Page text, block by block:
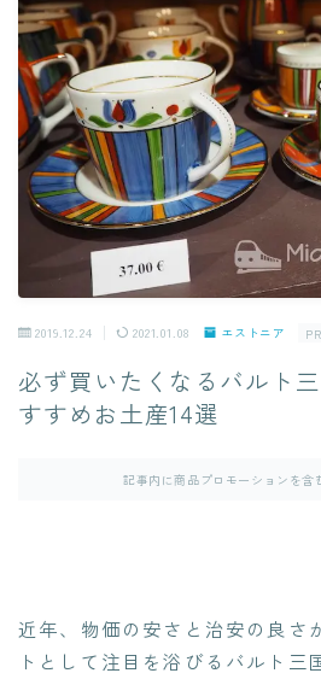
2019.12.24 2021.01.08 エストニア PR
必ず買いたくなるバルト
すすめお土産14選
記事内に商品プロモーションを含
近年、物価の安さと治安の良さ
トとして注目を浴びるバルト三